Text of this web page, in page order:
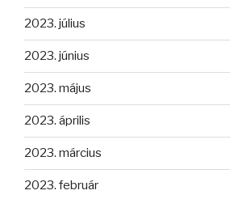
2023. július
2023. június
2023. május
2023. április
2023. március
2023. február